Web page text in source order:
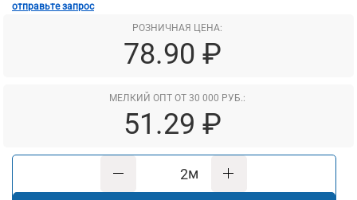
отправьте запрос
РОЗНИЧНАЯ ЦЕНА:
78.90 ₽
МЕЛКИЙ ОПТ ОТ 30 000 РУБ.:
51.29 ₽
м